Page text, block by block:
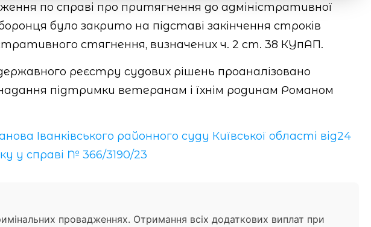
по справі про притягнення до адміністративної
було закрито на підставі закінчення строків
стягнення, визначених ч. 2 ст. 38 КУпАП.
реєстру судових рішень проаналізовано
підтримки ветеранам і їхнім родинам Романом
Іванківського районного суду Київської області від24
у справі № 366/3190/23
провадженнях. Отримання всіх додаткових виплат при